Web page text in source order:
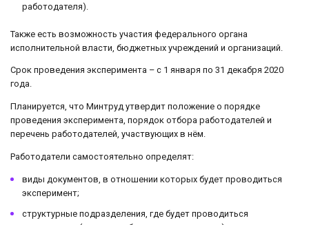
работодателя).
Также есть возможность участия федерального органа
исполнительной власти, бюджетных учреждений и организаций.
Срок проведения эксперимента – с 1 января по 31 декабря 2020
года.
Планируется, что Минтруд утвердит положение о порядке
проведения эксперимента, порядок отбора работодателей и
перечень работодателей, участвующих в нём.
Работодатели самостоятельно определят:
виды документов, в отношении которых будет проводиться
эксперимент;
структурные подразделения, где будет проводиться